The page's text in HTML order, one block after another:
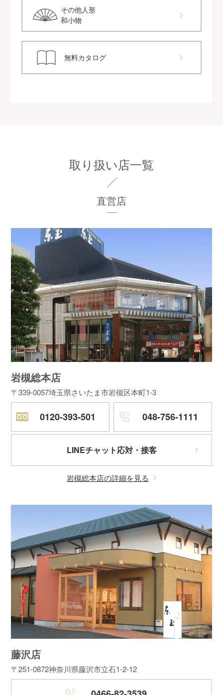
その他人形
和小物
無料カタログ
取り扱い店一覧
直営店
岩槻総本店
〒339-0057埼玉県さいたま市岩槻区本町1-3
0120-393-501 048-756-1111
LINEチャット応対・接客
岩槻総本店の詳細を見る
藤沢店
〒251-0872神奈川県藤沢市立石1-2-12